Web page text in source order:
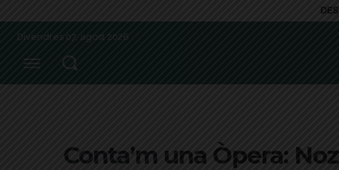
Divendres 07, agost 2026
Conta’m una Òpera: